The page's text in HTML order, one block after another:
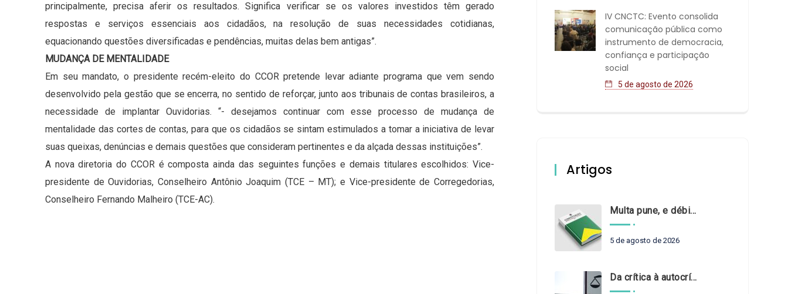
principalmente, precisa aferir os resultados. Significa verificar se os valores investidos têm gerado
respostas e serviços essenciais aos cidadãos, na resolução de suas necessidades cotidianas,
equacionando questões diversificadas e pendências, muitas delas bem antigas”.
MUDANÇA DE MENTALIDADE
Em seu mandato, o presidente recém-eleito do CCOR pretende levar adiante programa que vem sendo
desenvolvido pela gestão que se encerra, no sentido de reforçar, junto aos tribunais de contas brasileiros, a
necessidade de implantar Ouvidorias. “- desejamos continuar com esse processo de mudança de
mentalidade das cortes de contas, para que os cidadãos se sintam estimulados a tomar a iniciativa de levar
suas queixas, denúncias e demais questões que consideram pertinentes e da alçada dessas instituições”.
A nova diretoria do CCOR é composta ainda das seguintes funções e demais titulares escolhidos: Vice-
presidente de Ouvidorias, Conselheiro Antônio Joaquim (TCE – MT); e Vice-presidente de Corregedorias,
Conselheiro Fernando Malheiro (TCE-AC).
IV CNCTC: Evento consolida
comunicação pública como
instrumento de democracia,
confiança e participação
social
5 de agosto de 2026
Artigos
Multa pune, e débito recompõe. § 3º do art. 71 da Constituição: um problema de legística formal
5 de agosto de 2026
Da crítica à autocrítica: Tribunais de Contas sob um novo olhar?